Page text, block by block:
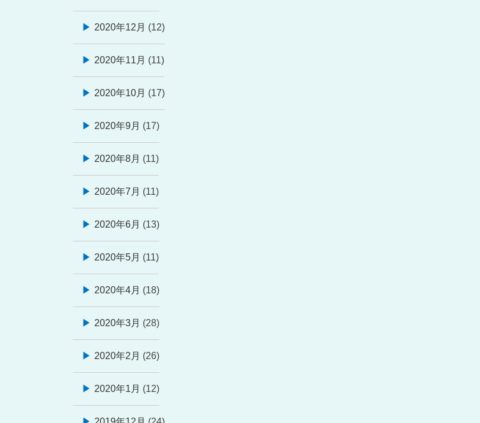
2020年12月 (12)
2020年11月 (11)
2020年10月 (17)
2020年9月 (17)
2020年8月 (11)
2020年7月 (11)
2020年6月 (13)
2020年5月 (11)
2020年4月 (18)
2020年3月 (28)
2020年2月 (26)
2020年1月 (12)